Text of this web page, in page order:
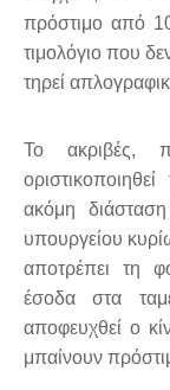
πρόστιμο από
τιμολόγιο που
τηρεί
Το ακριβές,
ακόμη
υπουργείου
αποτρέπει τη
έσοδα στα
αποφευχθεί ο
μπαίνουν